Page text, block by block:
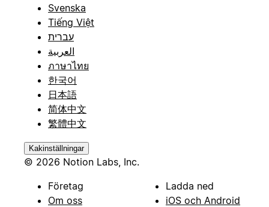
Svenska
Tiếng Việt
עברית
العربية
ภาษาไทย
한국어
日本語
简体中文
繁體中文
Kakinställningar
© 2026 Notion Labs, Inc.
Företag
Om oss
Ladda ned
iOS och Android